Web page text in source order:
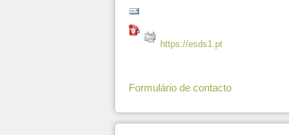
https://esds1.pt
Formulário de contacto